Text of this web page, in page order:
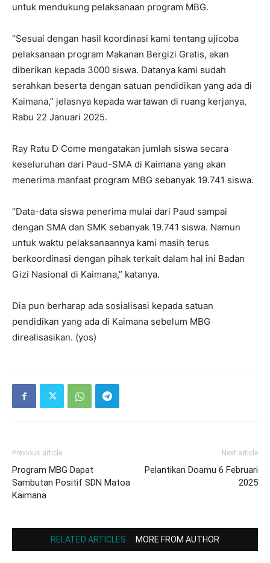
untuk mendukung pelaksanaan program MBG.
“Sesuai dengan hasil koordinasi kami tentang ujicoba
pelaksanaan program Makanan Bergizi Gratis, akan
diberikan kepada 3000 siswa. Datanya kami sudah
serahkan beserta dengan satuan pendidikan yang ada di
Kaimana,” jelasnya kepada wartawan di ruang kerjanya,
Rabu 22 Januari 2025.
Ray Ratu D Come mengatakan jumlah siswa secara
keseluruhan dari Paud-SMA di Kaimana yang akan
menerima manfaat program MBG sebanyak 19.741 siswa.
“Data-data siswa penerima mulai dari Paud sampai
dengan SMA dan SMK sebanyak 19.741 siswa. Namun
untuk waktu pelaksanaannya kami masih terus
berkoordinasi dengan pihak terkait dalam hal ini Badan
Gizi Nasional di Kaimana,” katanya.
Dia pun berharap ada sosialisasi kepada satuan
pendidikan yang ada di Kaimana sebelum MBG
direalisasikan. (yos)
Previous article
Program MBG Dapat
Sambutan Positif SDN Matoa
Kaimana
Next article
Pelantikan Doamu 6 Februari
2025
RELATED ARTICLES MORE FROM AUTHOR